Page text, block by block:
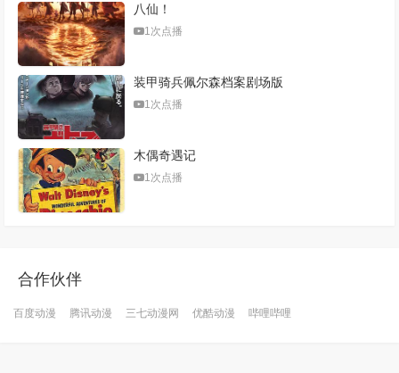
八仙！
1次点播
装甲骑兵佩尔森档案剧场版
1次点播
木偶奇遇记
1次点播
合作伙伴
百度动漫 腾讯动漫 三七动漫网 优酷动漫 哔哩哔哩